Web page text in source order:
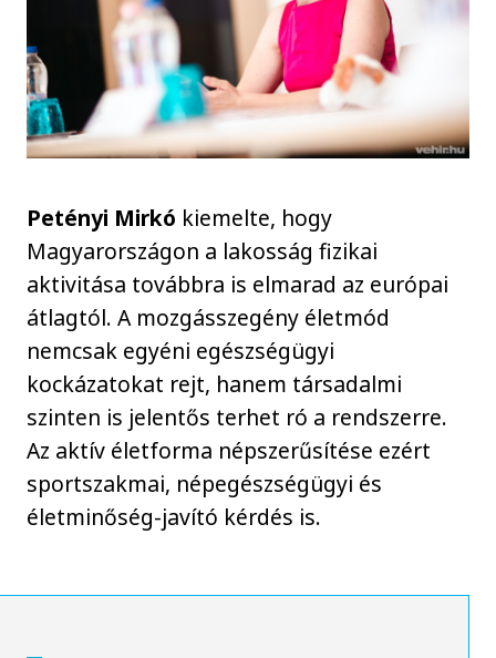
Petényi Mirkó kiemelte, hogy
Magyarországon a lakosság fizikai
aktivitása továbbra is elmarad az európai
átlagtól. A mozgásszegény életmód
nemcsak egyéni egészségügyi
kockázatokat rejt, hanem társadalmi
szinten is jelentős terhet ró a rendszerre.
Az aktív életforma népszerűsítése ezért
sportszakmai, népegészségügyi és
életminőség-javító kérdés is.